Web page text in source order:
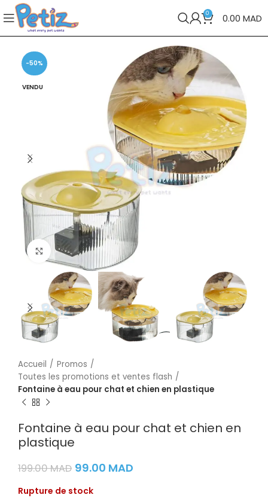
0 0.00 MAD
-50%
VENDU
Cliquez pour agrandir
Accueil
Promos
Toutes les promotions et ventes flash
Fontaine à eau pour chat et chien en plastique
Fontaine à eau pour chat et chien en
plastique
199.00MAD 99.00 MAD
Rupture de stock